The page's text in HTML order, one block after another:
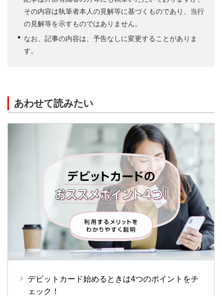
その内容は執筆者本人の見解等に基づくものであり、当行
の見解等を示すものではありません。
なお、記事の内容は、予告なしに変更することがありま
す。
あわせて読みたい
デビットカード始めるときは4つのポイントをチ
ェック！